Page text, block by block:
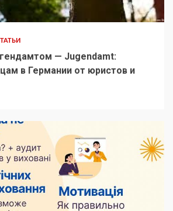
— Jugendamt:
в Германии от юристов и